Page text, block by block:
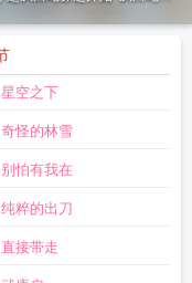
缘起开始无敌
从白蛇缘起开始崛起
空之下
怪的林雪
怕有我在
粹的出刀
接带走